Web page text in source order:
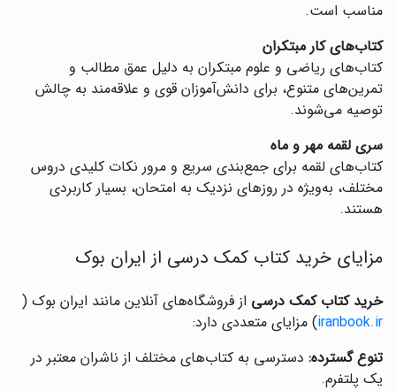
مناسب است.
کتاب‌های کار مبتکران
کتاب‌های ریاضی و علوم مبتکران به دلیل عمق مطالب و
تمرین‌های متنوع، برای دانش‌آموزان قوی و علاقه‌مند به چالش
توصیه می‌شوند.
سری لقمه مهر و ماه
کتاب‌های لقمه برای جمع‌بندی سریع و مرور نکات کلیدی دروس
مختلف، به‌ویژه در روزهای نزدیک به امتحان، بسیار کاربردی
هستند.
مزایای خرید کتاب کمک درسی از ایران بوک
خرید کتاب کمک درسی از فروشگاه‌های آنلاین مانند ایران بوک (
iranbook.ir) مزایای متعددی دارد:
تنوع گسترده: دسترسی به کتاب‌های مختلف از ناشران معتبر در
یک پلتفرم.